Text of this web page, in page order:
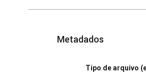
Metadados
Tipo de arquivo